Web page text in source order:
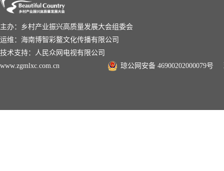
主办：乡村产业振兴高质量发展大会组委会
运维：海南博智彩鳌文化传播有限公司
技术支持：人民众网电视有限公司
www.zgmlxc.com.cn
琼公网安备 46900202000079号